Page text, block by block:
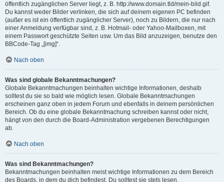
öffentlich zugänglichen Server liegt, z. B. http://www.domain.tld/mein-bild.gif.
Du kannst weder Bilder verlinken, die sich auf deinem eigenen PC befinden
(außer es ist ein öffentlich zugänglicher Server), noch zu Bildern, die nur nach
einer Anmeldung verfügbar sind, z. B. Hotmail- oder Yahoo-Mailboxen, mit
einem Passwort geschützte Seiten usw. Um das Bild anzuzeigen, benutze den
BBCode-Tag „[img]“.
Nach oben
Was sind globale Bekanntmachungen?
Globale Bekanntmachungen beinhalten wichtige Informationen, deshalb
solltest du sie so bald wie möglich lesen. Globale Bekanntmachungen
erscheinen ganz oben in jedem Forum und ebenfalls in deinem persönlichen
Bereich. Ob du eine globale Bekanntmachung schreiben kannst oder nicht,
hängt von den durch die Board-Administration vergebenen Berechtigungen
ab.
Nach oben
Was sind Bekanntmachungen?
Bekanntmachungen beinhalten meist wichtige Informationen zu dem Bereich
des Boards, in dem du dich befindest. Du solltest sie stets lesen.